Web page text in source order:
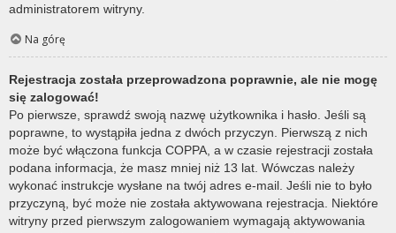
administratorem witryny.
Na górę
Rejestracja została przeprowadzona poprawnie, ale nie mogę
się zalogować!
Po pierwsze, sprawdź swoją nazwę użytkownika i hasło. Jeśli są
poprawne, to wystąpiła jedna z dwóch przyczyn. Pierwszą z nich
może być włączona funkcja COPPA, a w czasie rejestracji została
podana informacja, że masz mniej niż 13 lat. Wówczas należy
wykonać instrukcje wysłane na twój adres e-mail. Jeśli nie to było
przyczyną, być może nie została aktywowana rejestracja. Niektóre
witryny przed pierwszym zalogowaniem wymagają aktywowania